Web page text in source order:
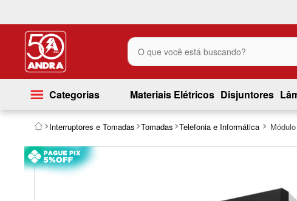
O que você está buscando?
Categorias Materiais Elétricos Disjuntores
Interruptores e Tomadas Tomadas Telefonia e Informática